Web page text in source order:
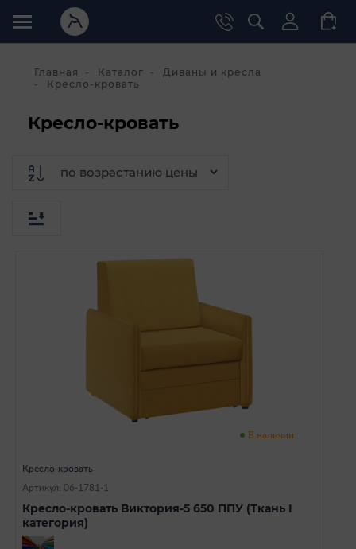
Главная Каталог
Диваны и кресла
Кресло-кровать
Кресло-кровать
В наличии
Кресло-кровать
Артикул: 06-1781-1
Кресло-кровать Виктория-5 650 ППУ (Ткань I
категория)